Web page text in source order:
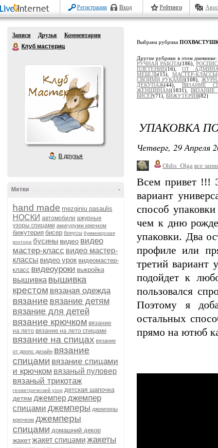
Регистрация Вход Рейтинги
Записи Друзья
Комментарии
Клуб мастериц
В друзья
-
Метки
hand made mezginiu pasaulis
НОСКИ автомобили ажурные
узоры спицами амигуруми крючком
бижутерия бисер бонусы букмекерская
контора бусины видео видео
мастер-класс видео мастер-
классы видео урок видеомастер-
класс видеоуроки выкройка
вышивка вышивка
крестом вязаная одежда
вязание вязание детям
вязание для детей
вязание крючком вязание
на лето вязание на лето спицами
вязание на спицах вязание
от дропс дизайн вязание
спицами вязание спицами
и крючком вязаный пуловер
вязаный трикотаж
геометрический узор детская шапочка
детям джемперджемпер
спицами джемперы джемперы
крючком джемперы
спицами домашний декор
жакетжакет спицами жакеты
Выбрана рубрика
Другие рубрики в этом
РУЧНАЯ РАБОТА(186),
ПЛЕТЕНИЕ(16), ОТ
МЕБЕЛЬ(15), МАСТЕР-КЛАССЫ
СВОИМИ РУКАМИ(108),
ДЕКУПАЖ(44), ВЯЗАНИЕ
ЖЕНЩИНАМ(1831),ВЯЗАНИЕ
БИСЕР(71), БИЖУТЕРИЯ(82)
УПАКОВКА
Четверг, 29 Апреля
Oldis_Olga все
Всем привет !!!
вариант
способ
чем к дню
упаковки. Два
профиле или
третий вариант
подойдет к
пользовался
Поэтому я
остальных
прямо на ютюб